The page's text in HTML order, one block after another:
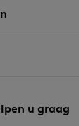
u graag